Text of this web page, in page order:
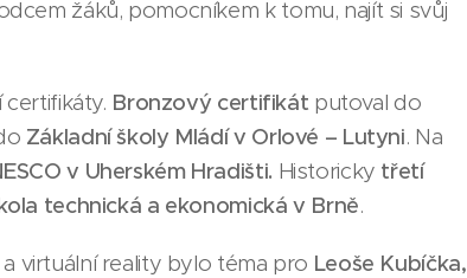
žáků, pomocníkem k tomu, najít si svůj
Bronzový certifikát putoval do
Základní školy Mládí v Orlové – Lutyni. Na
v Uherském Hradišti. Historicky třetí
technická a ekonomická v Brně.
virtuální reality bylo téma pro Leoše Kubíčka,